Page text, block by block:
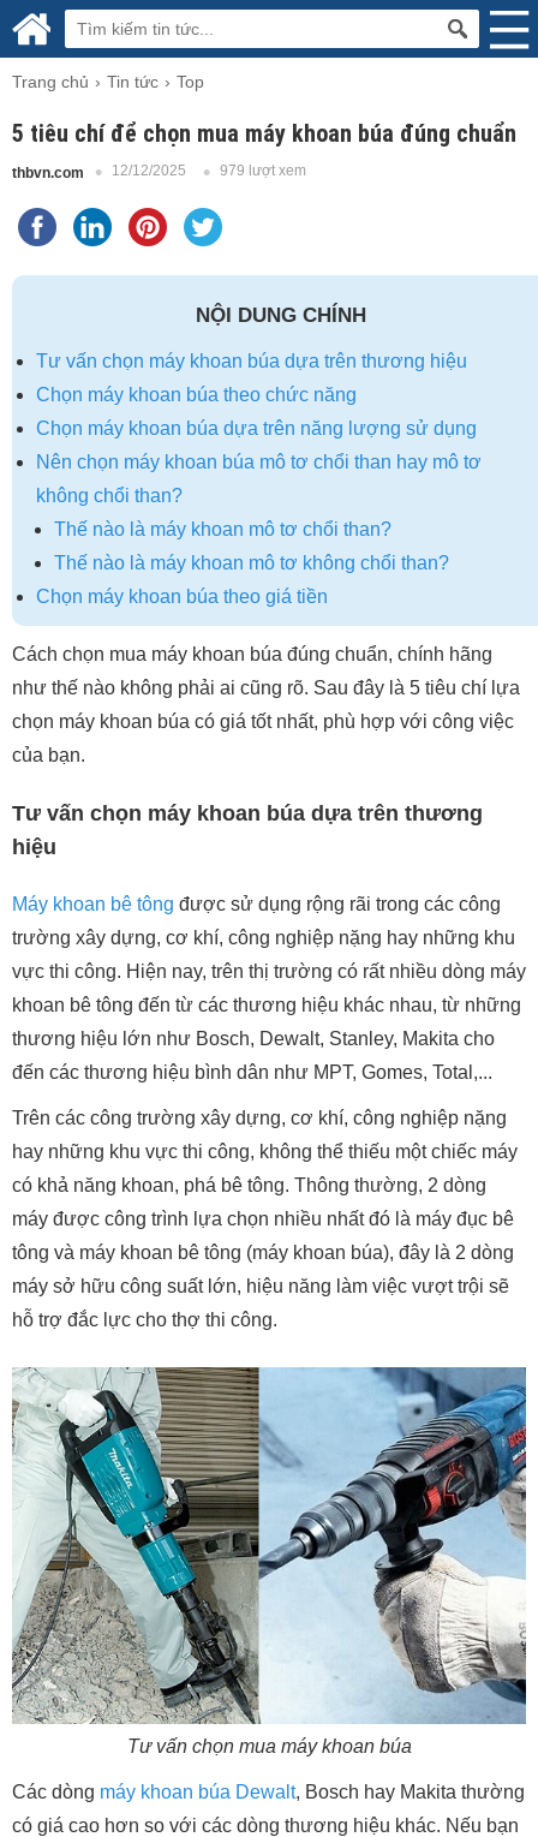
Trang chủ Tin tức Top
5 tiêu chí để chọn mua máy khoan búa đúng chuẩn
thbvn.com 12/12/2025 979 lượt xem
NỘI DUNG CHÍNH
Tư vấn chọn máy khoan búa dựa trên thương hiệu
Chọn máy khoan búa theo chức năng
Chọn máy khoan búa dựa trên năng lượng sử dụng
Nên chọn máy khoan búa mô tơ chổi than hay mô tơ
không chổi than?
Thế nào là máy khoan mô tơ chổi than?
Thế nào là máy khoan mô tơ không chổi than?
Chọn máy khoan búa theo giá tiền
Cách chọn mua máy khoan búa đúng chuẩn, chính hãng
như thế nào không phải ai cũng rõ. Sau đây là 5 tiêu chí lựa
chọn máy khoan búa có giá tốt nhất, phù hợp với công việc
của bạn.
Tư vấn chọn máy khoan búa dựa trên thương
hiệu
Máy khoan bê tông được sử dụng rộng rãi trong các công
trường xây dựng, cơ khí, công nghiệp nặng hay những khu
vực thi công. Hiện nay, trên thị trường có rất nhiều dòng máy
khoan bê tông đến từ các thương hiệu khác nhau, từ những
thương hiệu lớn như Bosch, Dewalt, Stanley, Makita cho
đến các thương hiệu bình dân như MPT, Gomes, Total,...
Trên các công trường xây dựng, cơ khí, công nghiệp nặng
hay những khu vực thi công, không thể thiếu một chiếc máy
có khả năng khoan, phá bê tông. Thông thường, 2 dòng
máy được công trình lựa chọn nhiều nhất đó là máy đục bê
tông và máy khoan bê tông (máy khoan búa), đây là 2 dòng
máy sở hữu công suất lớn, hiệu năng làm việc vượt trội sẽ
hỗ trợ đắc lực cho thợ thi công.
Tư vấn chọn mua máy khoan búa
Các dòng máy khoan búa Dewalt, Bosch hay Makita thường
có giá cao hơn so với các dòng thương hiệu khác. Nếu bạn